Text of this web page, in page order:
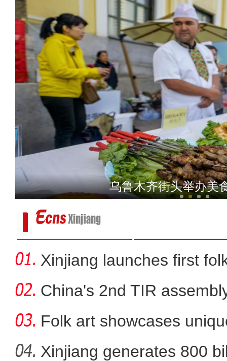
新疆发现世界濒危灭绝
乌鲁木齐街头举办美
Xinjiang launches first
China's 2nd TIR
Folk art showcases
her
Xinjiang generates 800